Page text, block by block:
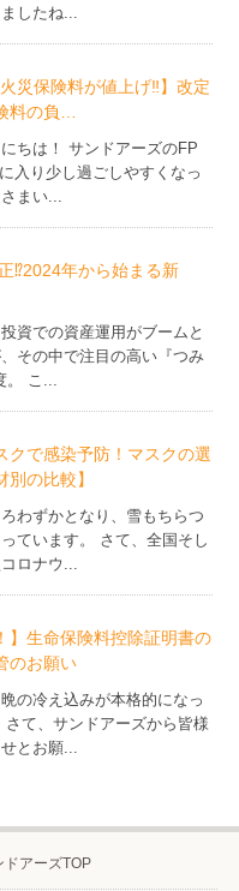
したね...
災保険料が値上げ‼】改定
料の負…
ちは！ サンドアーズのFP
入り少し過ごしやすくなっ
まい...
⁉2024年から始まる新
資での資産運用がブームと
その中で注目の高い『つみ
。 こ...
クで感染予防！マスクの選
の比較】
わずかとなり、雪もちらつ
ています。 さて、全国そし
ロナウ...
】生命保険料控除証明書の
のお願い
の冷え込みが本格的になっ
さて、サンドアーズから皆様
とお願...
ドアーズTOP